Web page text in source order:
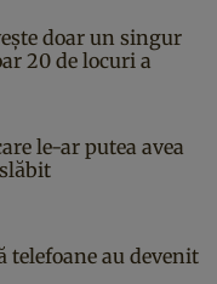
doar un singur
20 de locuri a
le-ar putea avea
telefoane au devenit